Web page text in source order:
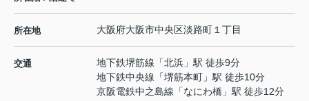
所在地 大阪府大阪市中央区淡路町１丁目
交通 地下鉄堺筋線 「北浜 」駅 徒歩9分
地下鉄中央線 「堺筋本町 」駅 徒歩10分
京阪電鉄中之島線 「なにわ橋 」駅 徒歩12分